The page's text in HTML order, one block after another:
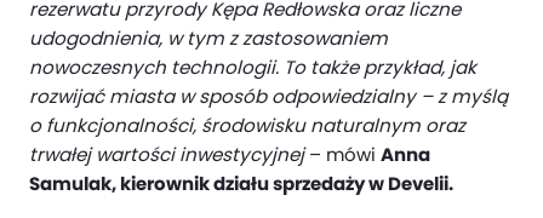
rezerwatu przyrody Kępa Redłowska oraz liczne
udogodnienia, w tym z zastosowaniem
nowoczesnych technologii. To także przykład, jak
rozwijać miasta w sposób odpowiedzialny – z myślą
o funkcjonalności, środowisku naturalnym oraz
trwałej wartości inwestycyjnej– mówi Anna
Samulak, kierownik działu sprzedaży w Develii.